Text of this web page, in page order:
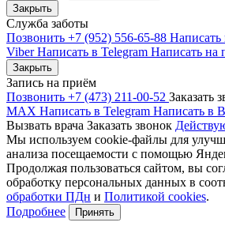
Закрыть
Служба заботы
Позвонить +7 (952) 556-65-88
ViberНаписать в Telegram Написать на
Закрыть
Запись на приём
Позвонить +7 (473) 211-00-52 Заказать
MAX Написать в Telegram Написать в
Вызвать врача Заказать звонок
Мы используем cookie-файлы для
анализа посещаемости с помощью
Продолжая пользоваться сайтом, вы
обработку персональных данных в
обработки ПДн и Политикой cookies.
Подробнее
Принять